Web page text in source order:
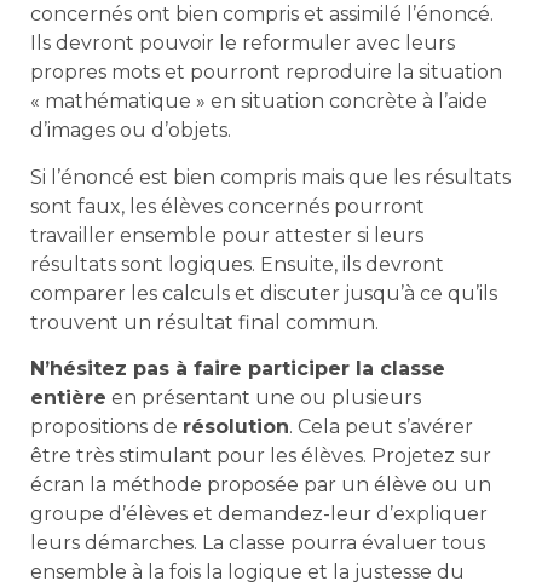
concernés ont bien compris et assimilé l’énoncé.
Ils devront pouvoir le reformuler avec leurs
propres mots et pourront reproduire la situation
« mathématique » en situation concrète à l’aide
d’images ou d’objets.
Si l’énoncé est bien compris mais que les résultats
sont faux, les élèves concernés pourront
travailler ensemble pour attester si leurs
résultats sont logiques. Ensuite, ils devront
comparer les calculs et discuter jusqu’à ce qu’ils
trouvent un résultat final commun.
N’hésitez pas à faire participer la classe
entière en présentant une ou plusieurs
propositions de résolution. Cela peut s’avérer
être très stimulant pour les élèves. Projetez sur
écran la méthode proposée par un élève ou un
groupe d’élèves et demandez-leur d’expliquer
leurs démarches. La classe pourra évaluer tous
ensemble à la fois la logique et la justesse du